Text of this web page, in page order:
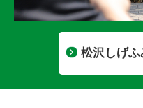
松沢しげ